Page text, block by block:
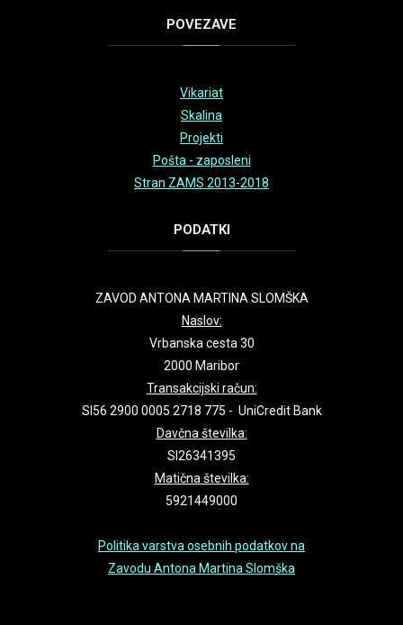
POVEZAVE
Vikariat
Skalina
Projekti
Pošta - zaposleni
Stran ZAMS 2013-2018
PODATKI
ZAVOD ANTONA MARTINA SLOMŠKA
Naslov:
Vrbanska cesta 30
2000 Maribor
Transakcijski račun:
SI56 2900 0005 2718 775 - UniCredit Bank
Davčna številka:
SI26341395
Matična številka:
5921449000
Politika varstva osebnih podatkov na
Zavodu Antona Martina Slomška